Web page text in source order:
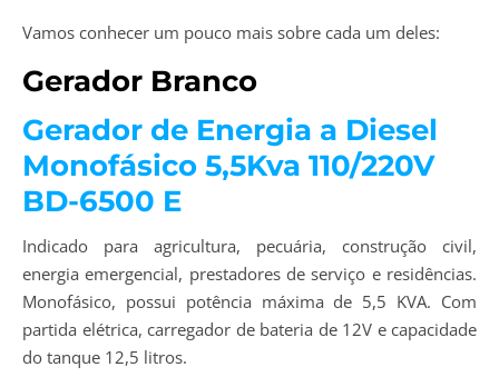
Vamos conhecer um pouco mais sobre cada um deles:
Gerador Branco
Gerador de Energia a Diesel
Monofásico 5,5Kva 110/220V
BD-6500 E
Indicado para agricultura, pecuária, construção civil,
energia emergencial, prestadores de serviço e residências.
Monofásico, possui potência máxima de 5,5 KVA. Com
partida elétrica, carregador de bateria de 12V e capacidade
do tanque 12,5 litros.